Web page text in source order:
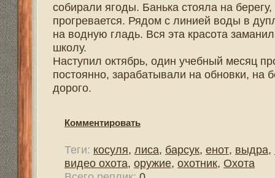
Вот уже целую неделю пытаемся обложить волчицу, но
Постоянно на ходу. В одиночку охотится на зайцев -
не подходит. В деревне собак по известной
Бочилово в начале марта. До этого здесь добыли
волков не встречалось в этом районе. А мы
помощью флажков.
Теги: Охота,охотник,оружие,видео охота, винтовка,
норка,выдра,енот ,барсук,лиса,косуля ,нож